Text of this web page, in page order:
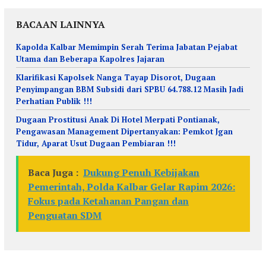
BACAAN LAINNYA
Kapolda Kalbar Memimpin Serah Terima Jabatan Pejabat
Utama dan Beberapa Kapolres Jajaran
Klarifikasi Kapolsek Nanga Tayap Disorot, Dugaan
Penyimpangan BBM Subsidi dari SPBU 64.788.12 Masih Jadi
Perhatian Publik !!!
Dugaan Prostitusi Anak Di Hotel Merpati Pontianak,
Pengawasan Management Dipertanyakan: Pemkot Jgan
Tidur, Aparat Usut Dugaan Pembiaran !!!
Baca Juga : Dukung Penuh Kebijakan
Pemerintah, Polda Kalbar Gelar Rapim 2026:
Fokus pada Ketahanan Pangan dan
Penguatan SDM